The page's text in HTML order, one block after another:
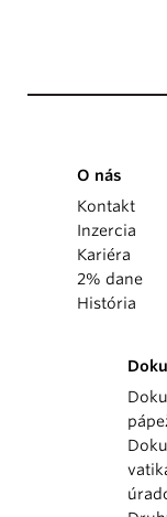
O nás
Kontakt
Inzercia
Kariéra
2% dane
História